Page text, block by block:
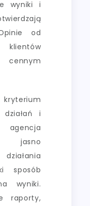
wyniki i
od
cennym
i
agencja
jasno
sposób
wyniki.
raporty,